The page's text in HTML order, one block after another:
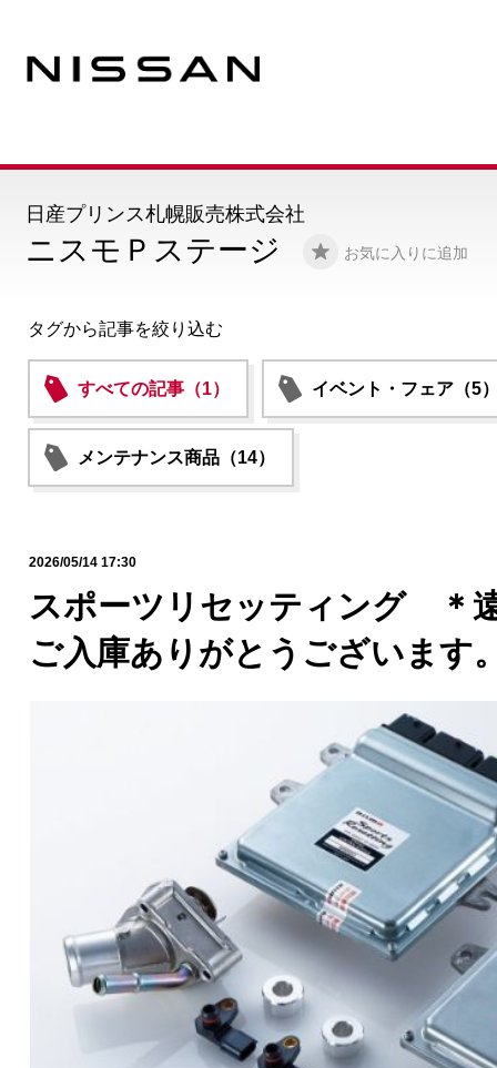
ニスモＰステージ お気に入りに追加
日産プリンス札幌販売株式会社
タグから記事を絞り込む
すべての記事（1） イベント・フェア（5
メンテナンス商品（14）
2026/05/14 17:30
スポーツリセッティング ＊
ご入庫ありがとうございます